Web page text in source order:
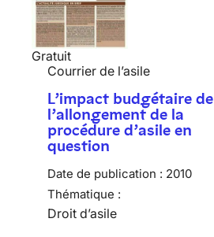
Gratuit
Courrier de l’asile
L’impact budgétaire de
l’allongement de la
procédure d’asile en
question
Date de publication : 2010
Thématique :
Droit d’asile